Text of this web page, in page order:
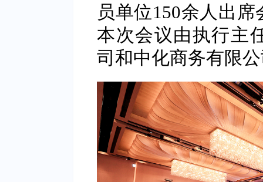
员单位150余人出
本次会议由执行主
司和中化商务有限